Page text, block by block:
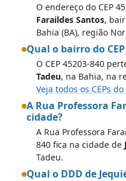
O endereço do CEP
Faraildes Santos,
Bahia (BA), região
Qual o bairro do CEP
O CEP 45203-840
Tadeu, na Bahia, na
Veja todos os CEPs
A Rua Professora
cidade?
A Rua Professora
840 fica na cidade de
Tadeu.
Qual o DDD de